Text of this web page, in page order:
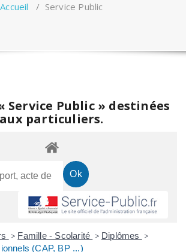
Accueil / Service Public
Service Public » destinées
aux particuliers.
> Famille - Scolarité > Diplômes >
(CAP, BP ...)